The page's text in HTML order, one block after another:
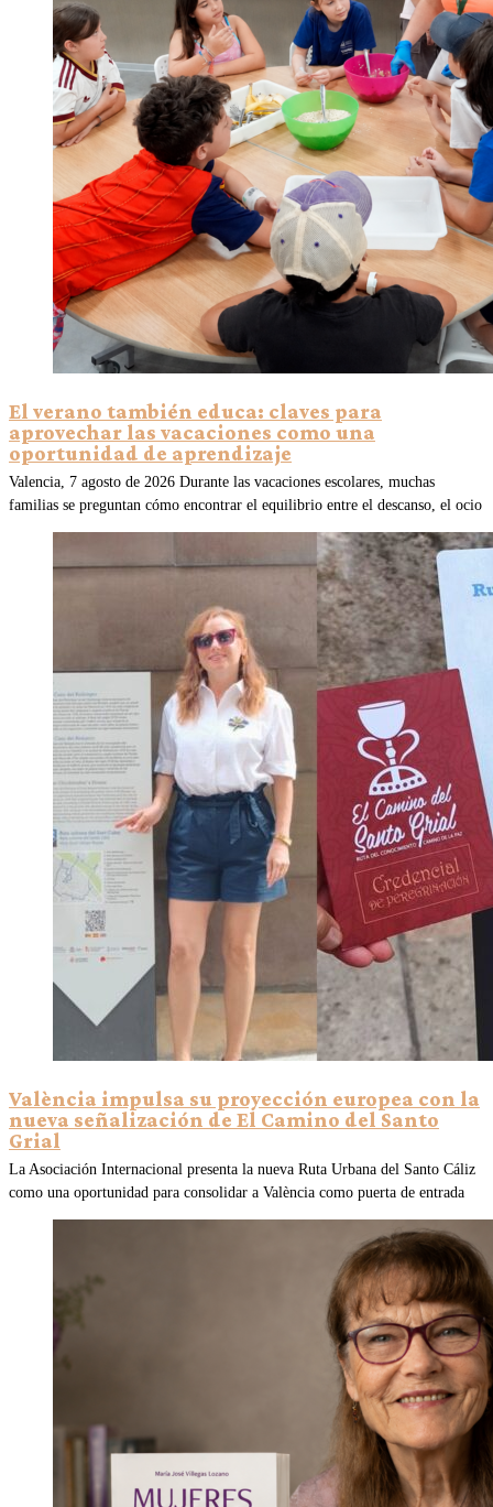
El verano también educa: claves para
aprovechar las vacaciones como una
oportunidad de aprendizaje
Valencia, 7 agosto de 2026 Durante las vacaciones escolares, muchas
familias se preguntan cómo encontrar el equilibrio entre el descanso, el ocio
València impulsa su proyección europea con la
nueva señalización de El Camino del Santo
Grial
La Asociación Internacional presenta la nueva Ruta Urbana del Santo Cáliz
como una oportunidad para consolidar a València como puerta de entrada